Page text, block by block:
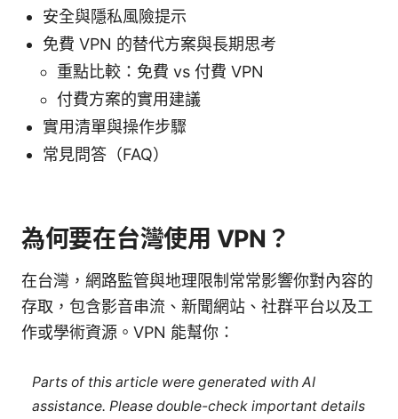
安全與隱私風險提示
免費 VPN 的替代方案與長期思考
重點比較：免費 vs 付費 VPN
付費方案的實用建議
實用清單與操作步驟
常見問答（FAQ）
為何要在台灣使用 VPN？
在台灣，網路監管與地理限制常常影響你對內容的
存取，包含影音串流、新聞網站、社群平台以及工
作或學術資源。VPN 能幫你：
Parts of this article were generated with AI
assistance. Please double-check important details